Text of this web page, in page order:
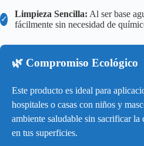
✓
Limpieza Sencilla: Al ser base
fácilmente sin necesidad de
🌿 Compromiso Ecológico
Este producto es ideal para
hospitales o casas con niños y
ambiente saludable sin sacrificar
en tus superficies.